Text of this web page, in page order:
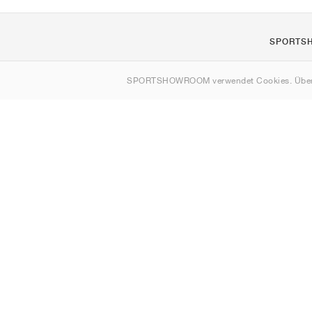
SPORTSHOWROOM verwendet Cookies.
Kontakt